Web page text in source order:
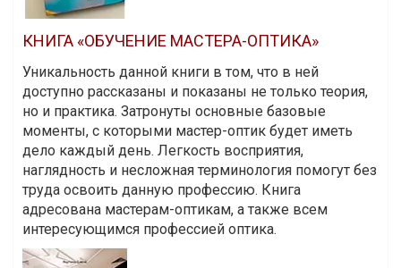
КНИГА «ОБУЧЕНИЕ МАСТЕРА-ОПТИКА»
Уникальность данной книги в том, что в ней
доступно рассказаны и показаны не только теория,
но и практика. Затронуты основные базовые
моменты, с которыми мастер-оптик будет иметь
дело каждый день. Легкость восприятия,
наглядность и несложная терминология помогут без
труда освоить данную профессию. Книга
адресована мастерам-оптикам, а также всем
интересующимся профессией оптика.